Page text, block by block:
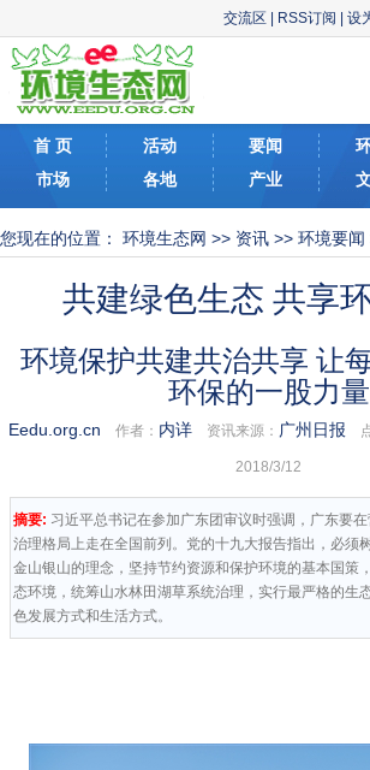
交流区 RSS订阅 设
首 页 活动 要闻
市场
各地 产业
您现在的位置： 环境生态网 >> 资讯 >> 环境要闻
共建绿色生态 共享
环境保护共建共治共享 让
环保的一股力量
Eedu.org.cn 作者： 内详资讯来源： 广州日报
2018/3/12
摘要: 习近平总书记在参加广东团审议时强调，广东要
治理格局上走在全国前列。党的十九大报告指出，必须
金山银山的理念，坚持节约资源和保护环境的基本国策
态环境，统筹山水林田湖草系统治理，实行最严格的生
色发展方式和生活方式。